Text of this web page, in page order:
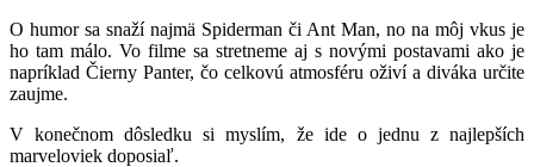
O humor sa snaží najmä Spiderman či Ant Man, no na môj vkus je
ho tam málo. Vo filme sa stretneme aj s novými postavami ako je
napríklad Čierny Panter, čo celkovú atmosféru oživí a diváka určite
zaujme.
V konečnom dôsledku si myslím, že ide o jednu z najlepších
marveloviek doposiaľ.